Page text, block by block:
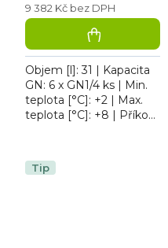
9 382 Kč bez DPH
Objem [l]: 31 | Kapacita
GN: 6 x GN1/4 ks | Min.
teplota [°C]: +2 | Max.
teplota [°C]: +8 | Příkon
140...
Tip